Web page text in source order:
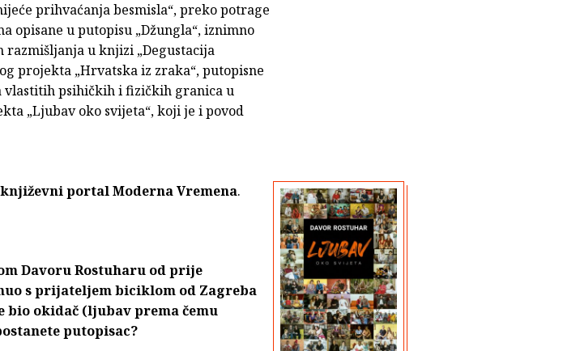
prihvaćanja besmisla“, preko potrage
opisane u putopisu „Džungla“, iznimno
u knjizi „Degustacija
projekta „Hrvatska iz zraka“, putopisne
vlastitih psihičkih i fizičkih granica u
„Ljubav oko svijeta“, koji je i povod
portal Moderna Vremena.
Davoru Rostuharu od prije
s prijateljem biciklom od Zagreba
okidač (ljubav prema čemu
putopisac?